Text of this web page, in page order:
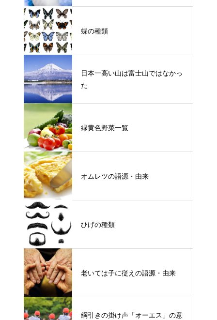
蝶の種類
日本一高い山は富士山ではなかっ
た
緑黄色野菜一覧
オムレツの語源・由来
ひげの種類
老いては子に従えの語源・由来
綱引きの掛け声「オーエス」の意